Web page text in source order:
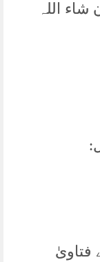
اللہ
فتاویٰ